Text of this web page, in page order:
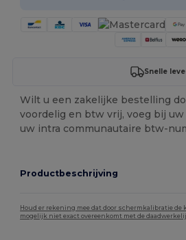
Snelle
Wilt u een zakelijke bestelling
voordelig en btw vrij, voeg bij
uw intra communautaire btw-
Productbeschrijving
Houd er rekening mee dat door schermkalibratie
mogelijk niet exact overeenkomt met de